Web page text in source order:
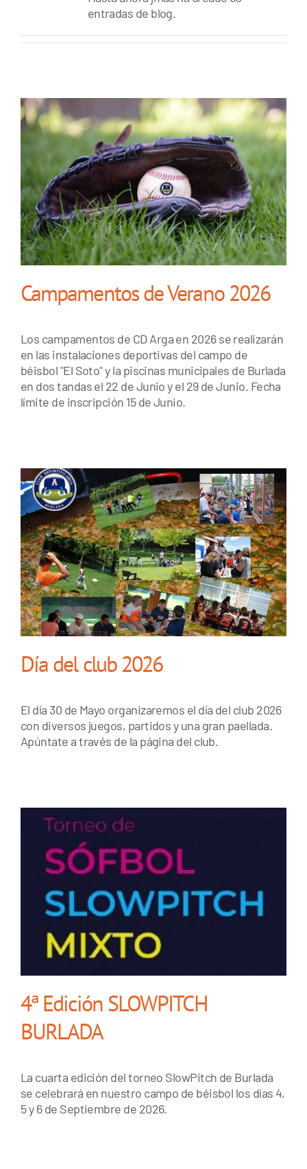
entradas de blog.
Campamentos de Verano 2026
Los campamentos de CD Arga en 2026 se realizarán
en las instalaciones deportivas del campo de
béisbol "El Soto" y la piscinas municipales de Burlada
en dos tandas el 22 de Junio y el 29 de Junio. Fecha
límite de inscripción 15 de Junio.
Día del club 2026
El día 30 de Mayo organizaremos el día del club 2026
con diversos juegos, partidos y una gran paellada.
Apúntate a través de la página del club.
4ª Edición SLOWPITCH
BURLADA
La cuarta edición del torneo SlowPitch de Burlada
se celebrará en nuestro campo de béisbol los días 4,
5 y 6 de Septiembre de 2026.